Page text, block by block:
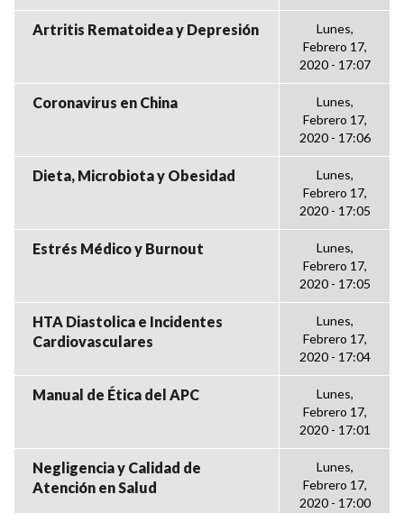
Artritis Rematoidea y Depresión
Lunes,
Febrero 17,
2020 - 17:07
Coronavirus en China
Lunes,
Febrero 17,
2020 - 17:06
Dieta, Microbiota y Obesidad
Lunes,
Febrero 17,
2020 - 17:05
Estrés Médico y Burnout
Lunes,
Febrero 17,
2020 - 17:05
HTA Diastolica e Incidentes
Cardiovasculares
Lunes,
Febrero 17,
2020 - 17:04
Manual de Ética del APC
Lunes,
Febrero 17,
2020 - 17:01
Negligencia y Calidad de
Atención en Salud
Lunes,
Febrero 17,
2020 - 17:00